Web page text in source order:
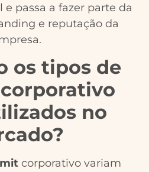
passa a fazer parte da
e reputação da
os tipos de
no
corporativo variam